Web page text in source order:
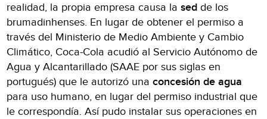
realidad, la propia empresa causa lased de los
brumadinhenses. En lugar de obtener el permiso a
través del Ministerio de Medio Ambiente y Cambio
Climático, Coca-Cola acudió al Servicio Autónomo de
Agua y Alcantarillado (SAAE por sus siglas en
portugués) que le autorizó unaconcesión de agua
para uso humano, en lugar del permiso industrial que
le correspondía. Así pudo instalar sus operaciones en